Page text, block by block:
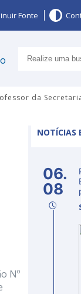
Fonte
da
Nº
NOTÍCIAS
06.
08